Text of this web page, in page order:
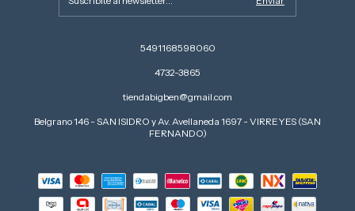
5491168598060
4732-3865
tiendabigben@gmail.com
Belgrano 146 - SAN ISIDRO y Av. Avellaneda 1697 - VIRREYES (SAN
FERNANDO)